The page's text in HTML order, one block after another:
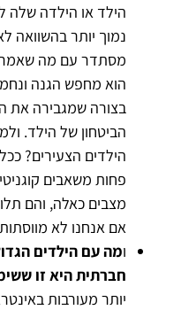
הילד או הילדה שלה
נמוך יותר בהשוואה
מסתדר עם מה
הוא מחפש הגנה
בצורה שמגבירה את
הביטחון של הילד.
הילדים הצעירים?
פחות משאבים
מצבים כאלה, והם
אם אנחנו לא
ומה עם הילדים
חברתית היא זו
יותר מעורבות